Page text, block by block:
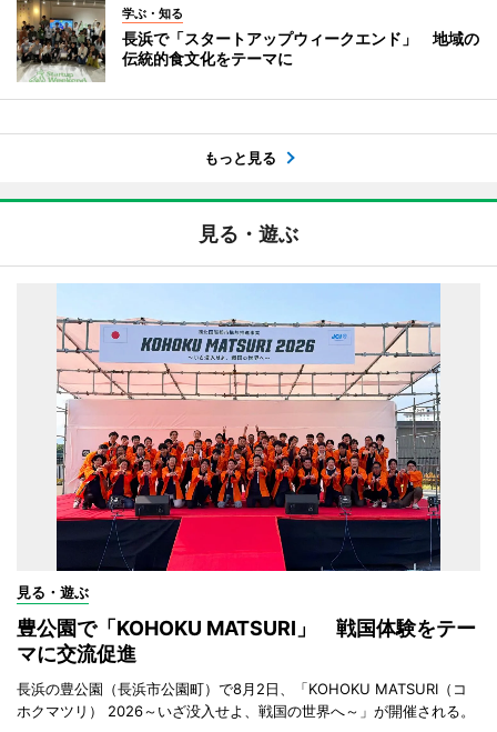
学ぶ・知る
長浜で「スタートアップウィークエンド」 地域の
伝統的食文化をテーマに
もっと見る
見る・遊ぶ
見る・遊ぶ
豊公園で「KOHOKU MATSURI」 戦国体験をテー
マに交流促進
長浜の豊公園（長浜市公園町）で8月2日、「KOHOKU MATSURI（コ
ホクマツリ） 2026～いざ没入せよ、戦国の世界へ～」が開催される。